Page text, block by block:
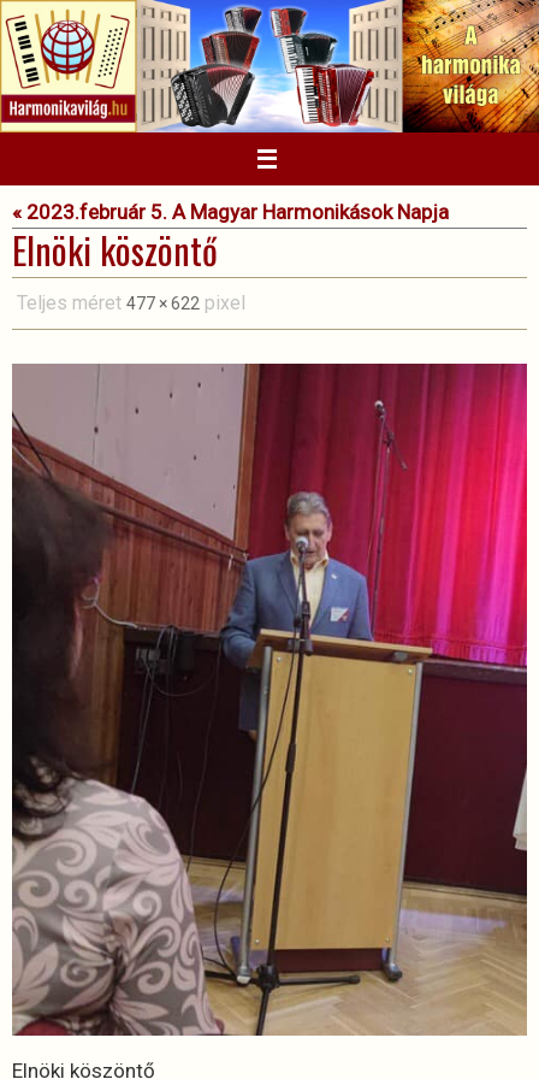
Megszakítás
« 2023.február 5. A Magyar Harmonikások Napja
Elnöki köszöntő
Teljes méret 477 × 622 pixel
Elnöki köszöntő